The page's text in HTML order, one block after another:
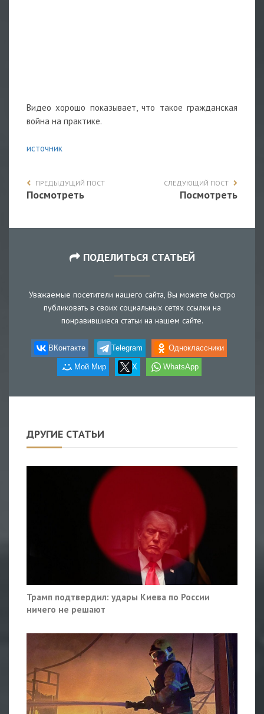
Видео хорошо показывает, что такое гражданская
война на практике.
источник
ПРЕДЫДУЩИЙ ПОСТ
Посмотреть
СЛЕДУЮЩИЙ ПОСТ
Посмотреть
ПОДЕЛИТЬСЯ СТАТЬЕЙ
Уважаемые посетители нашего сайта, Вы можете быстро
публиковать в своих социальных сетях ссылки на
понравившиеся статьи на нашем сайте.
ВКонтакте Telegram Одноклассники
Мой Мир X WhatsApp
ДРУГИЕ СТАТЬИ
Трамп подтвердил: удары Киева по России
ничего не решают